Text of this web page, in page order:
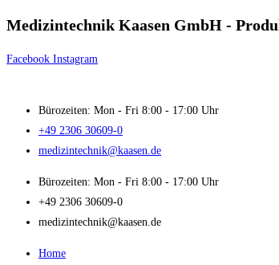
Zum
springen
Medizintechnik Kaasen GmbH -
Facebook Instagram
Bürozeiten: Mon - Fri 8:00 - 17:00 Uhr
+49 2306 30609-0
medizintechnik@kaasen.de
Bürozeiten: Mon - Fri 8:00 - 17:00 Uhr
+49 2306 30609-0
medizintechnik@kaasen.de
Home